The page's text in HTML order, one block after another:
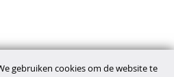
gebruiken cookies om de website te